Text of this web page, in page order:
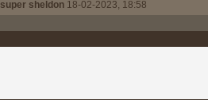
super sheldon 18-02-2023, 18:58